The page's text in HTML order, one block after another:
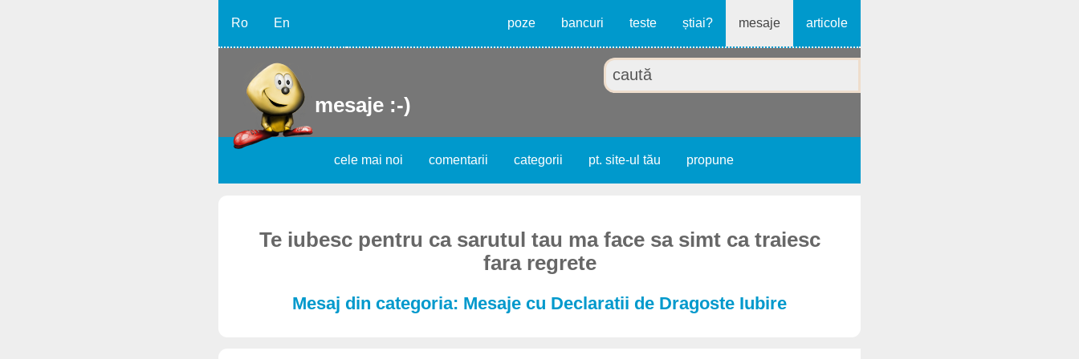
Ro En poze bancuri teste știai? mesaje articole
mesaje :-)
cele mai noi comentarii categorii pt. site-ul tău propune
Te iubesc pentru ca sarutul tau ma face sa simt ca traiesc
fara regrete
Mesaj din categoria: Mesaje cu Declaratii de Dragoste Iubire